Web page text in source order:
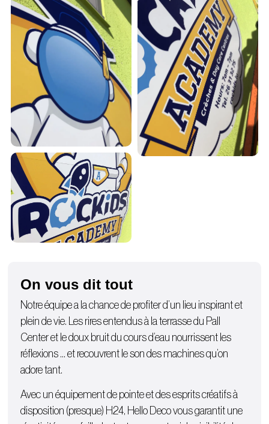
On vous dit tout
Notre équipe a la chance de profiter d’un lieu inspirant et
plein de vie. Les rires entendus à la terrasse du Pall
Center et le doux bruit du cours d’eau nourrissent les
réflexions … et recouvrent le son des machines qu’on
adore tant.
Avec un équipement de pointe et des esprits créatifs à
disposition (presque) H24, Hello Deco vous garantit une